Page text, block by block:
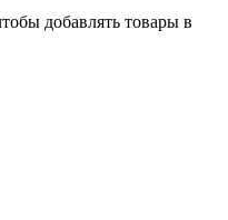
добавлять товары в